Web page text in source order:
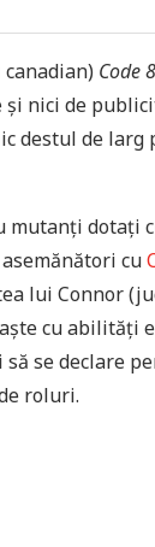
Code 8
nici de
destul de
mutanți
cu
lui Connor
cu abilități
se declare
roluri.